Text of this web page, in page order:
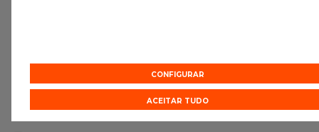
CONFIGURAR
ACEITAR TUDO